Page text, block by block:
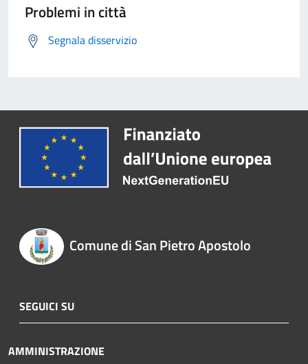
Problemi in città
Segnala disservizio
Comune di San Pietro Apostolo
SEGUICI SU
AMMINISTRAZIONE